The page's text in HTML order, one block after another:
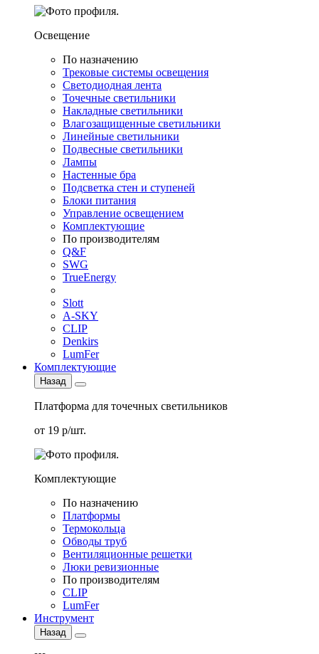
Освещение
По назначению
Трековые системы освещения
Светодиодная лента
Точечные светильники
Накладные светильники
Влагозащищенные светильники
Линейные светильники
Подвесные светильники
Лампы
Настенные бра
Подсветка стен и ступеней
Блоки питания
Управление освещением
Комплектующие
По производителям
Q&F
SWG
TrueEnergy
Slott
A-SKY
CLIP
Denkirs
LumFer
Комплектующие
Назад
Платформа для точечных светильников
от 19 р/шт.
Комплектующие
По назначению
Платформы
Термокольца
Обводы труб
Вентиляционные решетки
Люки ревизионные
По производителям
CLIP
LumFer
Инструмент
Назад